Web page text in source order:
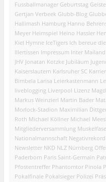
Fussballmanager Geburtstag
Gertjan Verbeek Glubb-Blog
Hallimash Hamburg Hanno
Meyer Heimspiel Heino Hassler
Kiel Hymne IceTigers Ich bereue
Illertissen Impressum Inter Mailand
JHV Jonatan Kotzke Jubiläum
Kaiserslautern Karlsruher SC
Bimbela Larisa Leierkastenmann
liveblogging Liverpool Lizenz
Markus Weinzierl Martin Bader
Morlock-Stadion Maximilian
Roth Michael Köllner Michael
Mitgliederversammlung
Nationalmannschaft Negativrekord
Newsletter NKD NLZ Nürnberg
Paderborn Paris Saint-Germain
Pfostentreffer Phantomtor Pinola
Pokalfinale Pokalsieger Polizei